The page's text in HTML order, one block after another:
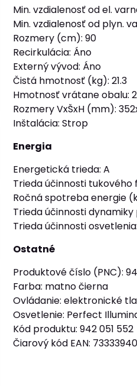
Min. vzdialenosť od el.
Min. vzdialenosť od plyn.
Rozmery (cm): 90
Recirkulácia: Áno
Externý vývod: Áno
Čistá hmotnosť (kg): 21.3
Hmotnosť vrátane obalu:
Rozmery VxŠxH (mm):
Inštalácia: Strop
Energia
Energetická trieda: A
Trieda účinnosti tukového
Ročná spotreba energie
Trieda účinnosti dynamiky
Trieda účinnosti
Ostatné
Produktové číslo (PNC):
Farba: matno čierna
Ovládanie: elektronické
Osvetlenie: Perfect
Kód produktu: 942 051 552
Čiarový kód EAN: